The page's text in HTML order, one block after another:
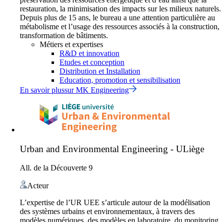
restauration, la minimisation des impacts sur les milieux naturels.
Depuis plus de 15 ans, le bureau a une attention particulière au
métabolisme et l’usage des ressources associés à la construction,
transformation de bâtiments.
Métiers et expertises
R&D et innovation
Etudes et conception
Distribution et Installation
Education, promotion et sensibilisation
En savoir plussurMK Engineering
Urban and Environmental Engineering - ULiège
All. de la Découverte 9
Acteur
L’expertise de l’UR UEE s’articule autour de la modélisation
des systèmes urbains et environnementaux, à travers des